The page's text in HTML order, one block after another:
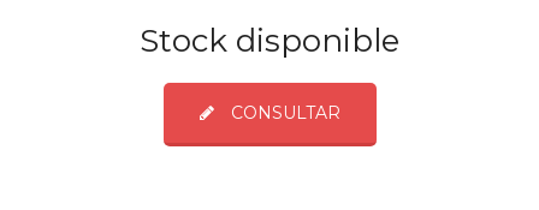
Stock disponible
CONSULTAR